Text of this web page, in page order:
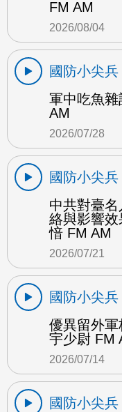
FM AM
2026/08/04
國防小尖兵
軍中吃魚
AM
2026/07/28
國防小尖兵
中共對臺
絡與影響
愔 FM AM
2026/07/21
國防小尖兵
優異留外
宇少尉 FM
2026/07/14
國防小尖兵